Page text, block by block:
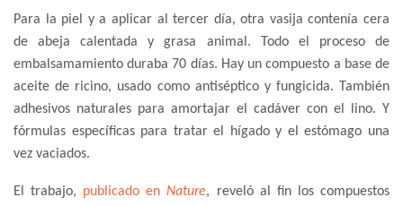
Para la piel y a aplicar al tercer día, otra vasija contenía cera
de abeja calentada y grasa animal. Todo el proceso de
embalsamamiento duraba 70 días. Hay un compuesto a base de
aceite de ricino, usado como antiséptico y fungicida. También
adhesivos naturales para amortajar el cadáver con el lino. Y
fórmulas específicas para tratar el hígado y el estómago una
vez vaciados.
El trabajo, publicado enNature, reveló al fin los compuestos